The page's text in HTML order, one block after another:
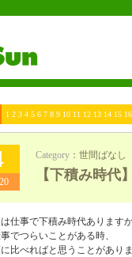
1 2 3 4 5 6 7 8 9 10 11 12 13 14 15
Category ： 世間ばなし
【下積み時代
仕事で下積み時代あります
でつらいことがある時、
比べればと思うことがありま